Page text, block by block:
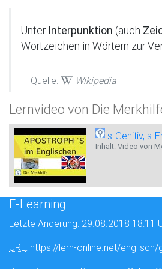
Unter Interpunktion (auch
Wortzeichen in Wörtern zur
Quelle: Wikipedia
Lernvideo von Die
s-Genitiv, s-
Inhalt: Video von
E-Learning
Letzte Änderung: 29.08.2018 18:11
URL: https://lern-online.net/